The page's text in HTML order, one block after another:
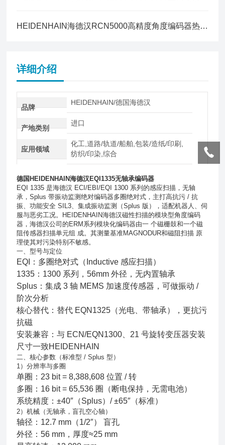
HEIDENHAIN海德汉RCN5000高精度角度编码器热膨胀补偿方案全解
详细介绍
品牌
HEIDENHAIN/德国海德汉
产地类别
进口
应用领域
化工,道路/轨道/船舶,包装/造纸/印刷,
纺织/印染,综合
德国HEIDENHAIN海德汉EQI1335无轴承编码器
EQI 1335 是海德汉 ECI/EBI/EQI 1300 系列的感应扫描，无轴
承，Splus 带振动监测绝对编码器多圈绝对式 ，主打高抗污 / 抗
振、功能安全 SIL3、集成振动监测（Splus 版），适配机器人、伺
服与恶劣工况。
HEIDENHAIN海德汉磁性扫描的模块型角度编码
器，海德汉公司的 ERM 系列模块化编码器由一 个磁栅鼓和一个磁
阻传感器扫描单元组 成。其测量基准MAGNODUR和磁阻扫描 原
理使其对污染特别不敏感。
一、型号与定位
EQI：多圈绝对式（Inductive 感应扫描）
1335：1300 系列，56mm 外径，无内置轴承
Splus：集成 3 轴 MEMS 加速度传感器，可做振动 /
阶次分析
核心替代：替代 EQN1325（光电、带轴承），更抗污
抗磁
安装兼容：与 ECN/EQN1300、21 号旋转变压器安装
尺寸一致HEIDENHAIN
二、核心参数（标准型 / Splus 型）
1）分辨率与多圈
单圈：23 bit = 8,388,608 位置 / 转
多圈：16 bit = 65,536 圈（断电保持，无需电池）
系统精度：±40″（Splus）/ ±65″（标准）
2）机械（无轴承，盲孔空心轴）
轴径：12.7 mm（1/2″） 盲孔
外径：56 mm，厚度≈25 mm